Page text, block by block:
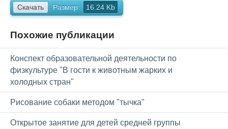
Скачать Размер: 16.24 Kb
Похожие публикации
Конспект образовательной деятельности по
физкультуре "В гости к животным жарких и
холодных стран"
Рисование собаки методом "тычка"
Открытое занятие для детей средней группы